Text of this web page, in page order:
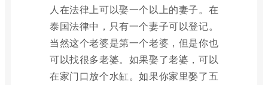
人在法律上可以娶一个以上的妻子。在
泰国法律中，只有一个妻子可以登记。
当然这个老婆是第一个老婆，但是你也
可以找很多老婆。如果娶了老婆，可以
在家门口放个水缸。如果你家里娶了五